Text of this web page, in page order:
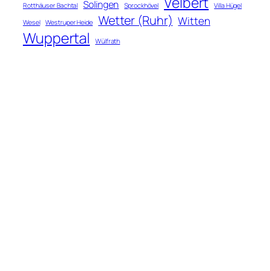
Rotthäuser Bachtal Solingen Sprockhövel
Villa Hügel
Wesel
Westruper Heide Wetter (Ruhr) Witten
Wuppertal Wülfrath